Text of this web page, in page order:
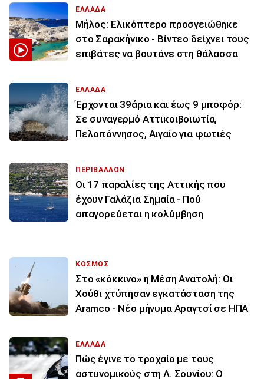
ΕΛΛΑΔΑ
Μήλος: Ελικόπτερο προσγειώθηκε
στο Σαρακήνικο - Βίντεο δείχνει τους
επιβάτες να βουτάνε στη θάλασσα
ΕΛΛΑΔΑ
Έρχονται 39άρια και έως 9 μποφόρ:
Σε συναγερμό Αττικοιβοιωτία,
Πελοπόννησος, Αιγαίο για φωτιές
ΠΕΡΙΒΑΛΛΟΝ
Οι 17 παραλίες της Αττικής που
έχουν Γαλάζια Σημαία - Πού
απαγορεύεται η κολύμβηση
ΚΟΣΜΟΣ
Στο «κόκκινο» η Μέση Ανατολή: Οι
Χούθι χτύπησαν εγκατάσταση της
Aramco - Νέο μήνυμα Αραγτσί σε ΗΠΑ
ΕΛΛΑΔΑ
Πώς έγινε το τροχαίο με τους
αστυνομικούς στη Λ. Σουνίου: Ο